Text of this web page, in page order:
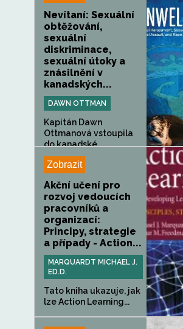
Nevítaní: Sexuální
obtěžování,
sexuální
diskriminace,
sexuální útoky a
znásilnění v
kanadských...
DAWN OTTMAN
Kapitán Dawn
Ottmanová vstoupila
do kanadské...
Zobrazit
Akční učení pro
rozvoj vedoucích
pracovníků a
organizací:
Principy, strategie
a případy - Action...
MARQUARDT MICHAEL J.
ED.D.
Tato kniha ukazuje, jak
lze Action Learning...